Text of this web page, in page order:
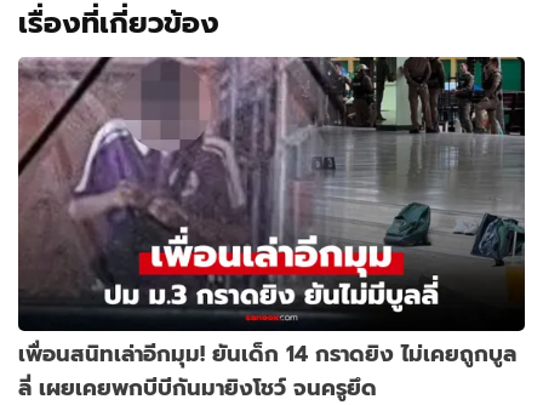
เรื่องที่เกี่ยวข้อง
เพื่อนสนิทเล่าอีกมุม! ยันเด็ก 14 กราดยิง ไม่เคยถูกบูล
ลี่ เผยเคยพกบีบีกันมายิงโชว์ จนครูยึด